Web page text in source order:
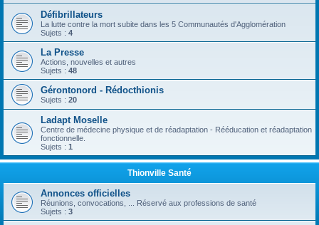
Défibrillateurs
La lutte contre la mort subite dans les 5 Communautés d'Agglomération
Sujets : 4
La Presse
Actions, nouvelles et autres
Sujets : 48
Gérontonord - Rédocthionis
Sujets : 20
Ladapt Moselle
Centre de médecine physique et de réadaptation - Rééducation et réadaptation
fonctionnelle.
Sujets : 1
Thionville Santé
Annonces officielles
Réunions, convocations, ... Réservé aux professions de santé
Sujets : 3